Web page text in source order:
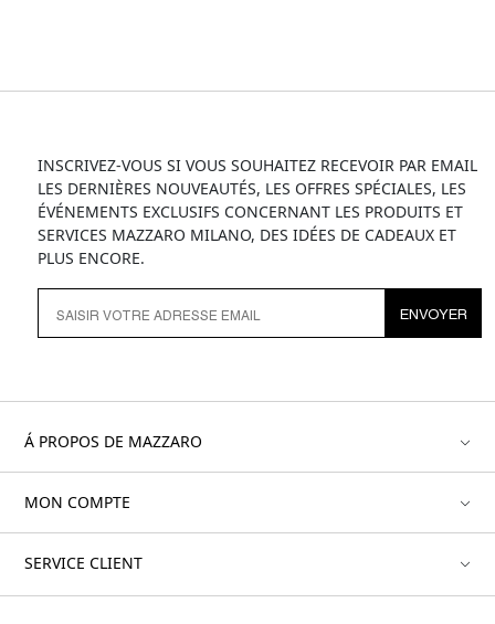
INSCRIVEZ-VOUS SI VOUS SOUHAITEZ RECEVOIR PAR EMAIL
LES DERNIÈRES NOUVEAUTÉS, LES OFFRES SPÉCIALES, LES
ÉVÉNEMENTS EXCLUSIFS CONCERNANT LES PRODUITS ET
SERVICES MAZZARO MILANO, DES IDÉES DE CADEAUX ET
PLUS ENCORE.
ENVOYER
Á PROPOS DE MAZZARO
MON COMPTE
SERVICE CLIENT